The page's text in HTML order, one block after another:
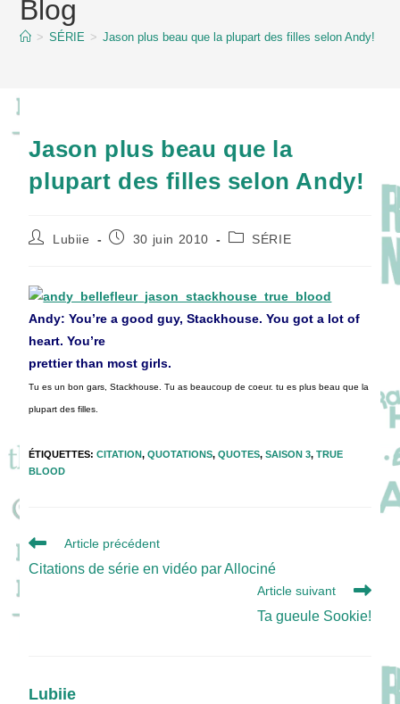
contentBlog
> SÉRIE > Jason plus beau que la plupart des filles selon Andy!
Jason plus beau que la
plupart des filles selon Andy!
Auteur/autrice
publication :
Lubiie
Publication
30 juin 2010
PostSÉRIE
Andy: You’re a good guy, Stackhouse. You got a lot of
heart. You’re
prettier than most girls.
Tu es un bon gars, Stackhouse. Tu as beaucoup de coeur. tu es plus beau que la
plupart des filles.
ÉTIQUETTES:CITATION, QUOTATIONS, QUOTES, SAISON 3, TRUE
BLOOD
Read
articles
Article précédent
Citations de série en vidéo par Allociné
Article suivant
Ta gueule Sookie!
Lubiie